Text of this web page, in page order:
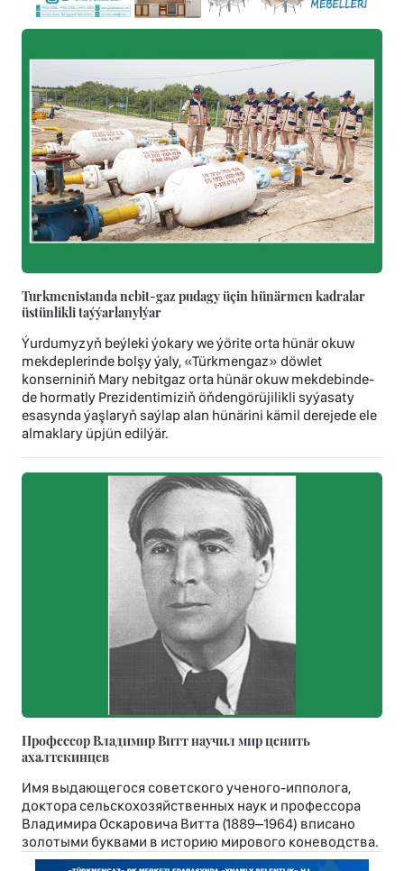
Turkmenistanda nebit-gaz pudagy üçin hünärmen kadralar
üstünlikli taýýarlanylýar
Ýurdumyzyň beýleki ýokary we ýörite orta hünär okuw
mekdeplerinde bolşy ýaly, «Türkmengaz» döwlet
konserniniň Mary nebitgaz orta hünär okuw mekdebinde-
de hormatly Prezidentimiziň öňdengörüjilikli syýasaty
esasynda ýaşlaryň saýlap alan hünärini kämil derejede ele
almaklary üpjün edilýär.
Профессор Владимир Витт научил мир ценить
ахалтекинцев
Имя выдающегося советского ученого-ипполога,
доктора сельскохозяйственных наук и профессора
Владимира Оскаровича Витта (1889–1964) вписано
золотыми буквами в историю мирового коневодства.